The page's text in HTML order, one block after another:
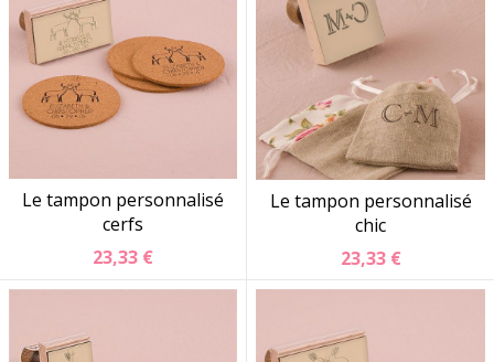
Le tampon personnalisé
cerfs
23,33 €
Le tampon personnalisé
chic
23,33 €